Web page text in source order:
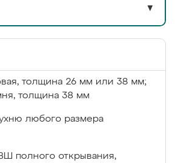
▼
толщина 26 мм или 38 мм;
толщина 38 мм
любого размера
полного открывания,